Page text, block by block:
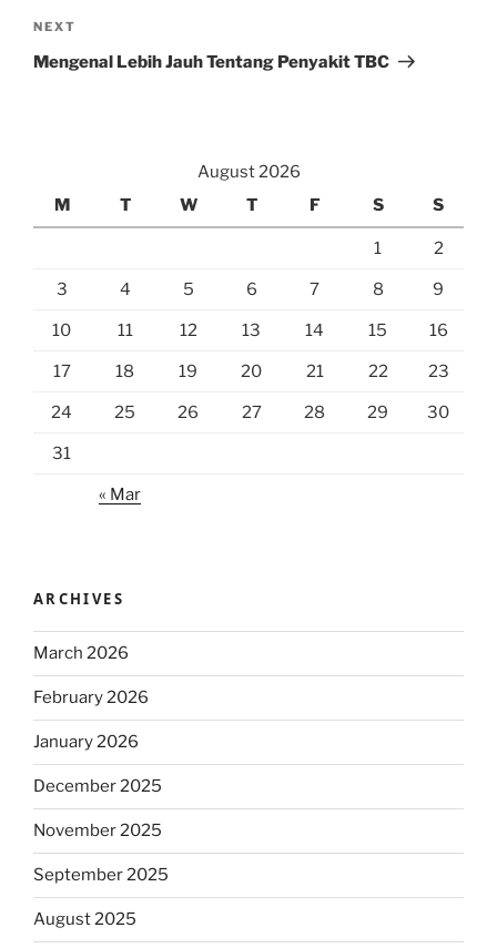
Next
Post
NEXT
Mengenal Lebih Jauh Tentang Penyakit TBC
August 2026
M
T W T F S S
1 2
3 4 5 6 7 8 9
10 11 12 13 14 15 16
17 18 19 20 21 22 23
24 25 26 27 28 29 30
31
« Mar
ARCHIVES
March 2026
February 2026
January 2026
December 2025
November 2025
September 2025
August 2025